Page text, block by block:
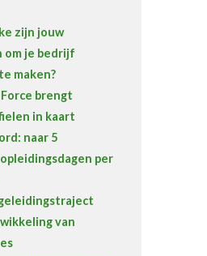
zijn jouw
om je bedrijf
maken?
brengt
in kaart
naar 5
per
van
FeWeb
worden AccountZoeken